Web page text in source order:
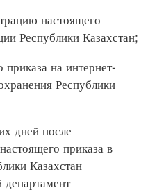
настоящего
Республики Казахстан;
на интернет-
Республики
дней после
приказа в
Казахстан